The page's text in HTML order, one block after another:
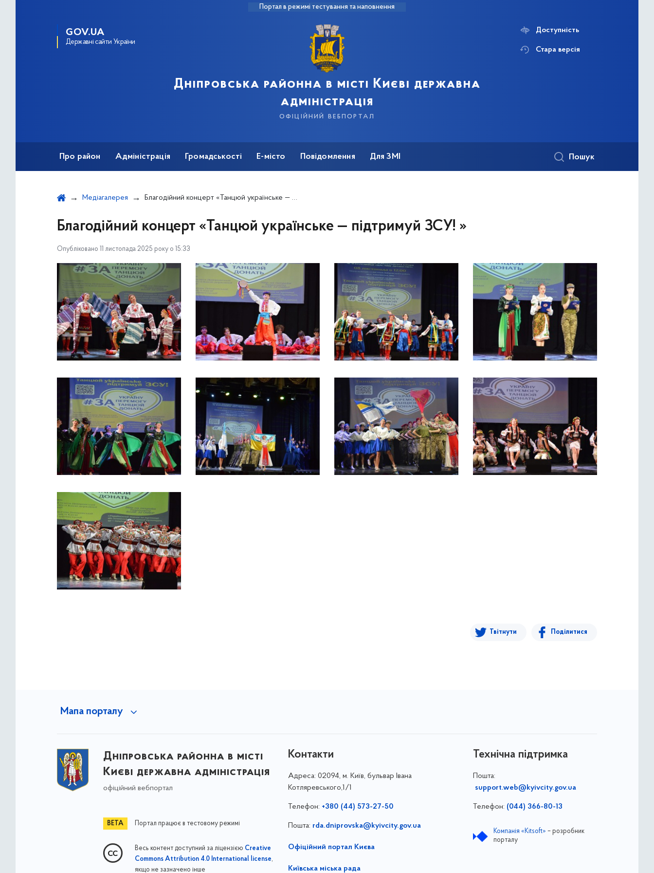
Портал в режимі тестування та наповнення
GOV.UA
Державні сайти України
Дніпровська районна в місті Києві державна
адміністрація
офіційний вебпортал
Доступність
Стара версія
Про район Адміністрація Громадськості Е-місто Повідомлення Для ЗМІ Пошук
Медіагалерея Благодійний концерт «Танцюй українське — підтримуй ЗСУ! »
Благодійний концерт «Танцюй українське — підтримуй ЗСУ! »
Опубліковано 11 листопада 2025 року о 15:33
Твітнути Поділитися
Мапа порталу
Дніпровська районна в місті
Києві державна адміністрація
офіційний вебпортал
Портал працює в тестовому режимі
Весь контент доступний за ліцензією Creative
Commons Attribution 4.0 International license,
якщо не зазначено інше
Контакти
Адреса: 02094, м. Київ, бульвар Івана
Котляревського,1/1
Телефон: +380 (44) 573-27-50
Пошта: rda.dniprovska@kyivcity.gov.ua
Офіційний портал Києва
Київська міська рада
Технічна підтримка
Пошта:
support.web@kyivcity.gov.ua
Телефон: (044) 366-80-13
Компанія «Kitsoft» – розробник
порталу